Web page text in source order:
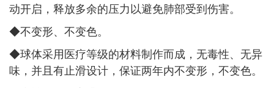
动开启，释放多余的压力以避免肺部受到伤害。
◆不变形、不变色。
◆球体采用医疗等级的材料制作而成，无毒性、无异
味，并且有止滑设计，保证两年内不变形，不变色。